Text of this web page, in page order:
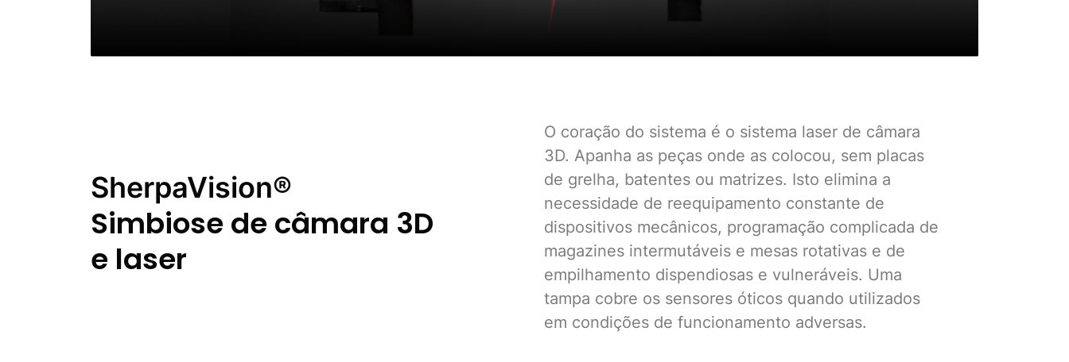
SherpaVision®
Simbiose de câmara 3D
e laser
O coração do sistema é o sistema laser de câmara
3D. Apanha as peças onde as colocou, sem placas
de grelha, batentes ou matrizes. Isto elimina a
necessidade de reequipamento constante de
dispositivos mecânicos, programação complicada de
magazines intermutáveis e mesas rotativas e de
empilhamento dispendiosas e vulneráveis. Uma
tampa cobre os sensores óticos quando utilizados
em condições de funcionamento adversas.